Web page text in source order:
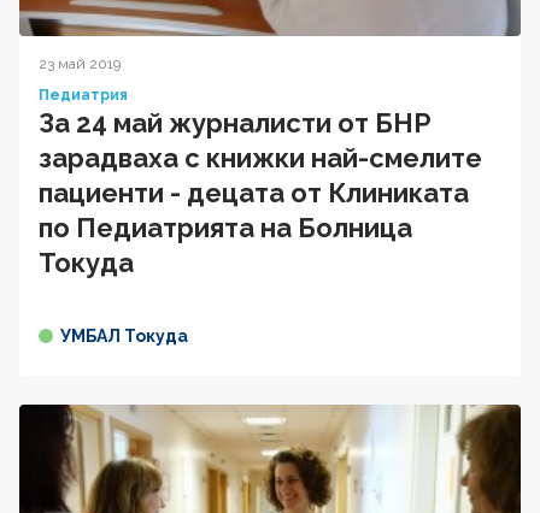
23 май 2019
Педиатрия
За 24 май журналисти от БНР
зарадваха с книжки най-смелите
пациенти - децата от Клиниката
по Педиатрията на Болница
Токуда
УМБАЛ Токуда